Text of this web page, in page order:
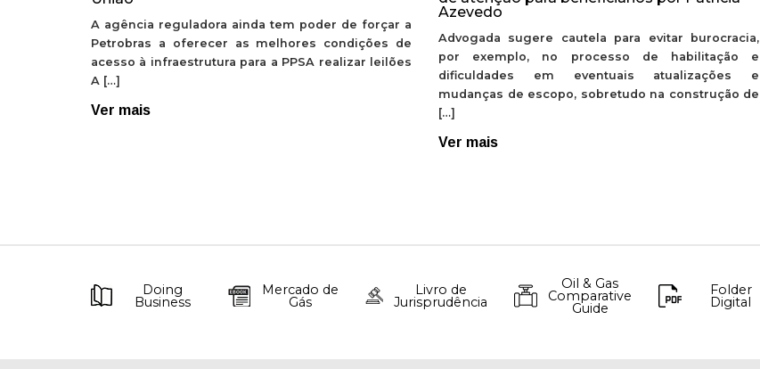
A agência reguladora ainda tem poder de forçar a
Petrobras a oferecer as melhores condições de
acesso à infraestrutura para a PPSA realizar leilões
A […]
Ver mais
Azevedo
Advogada sugere cautela para evitar burocracia,
por exemplo, no processo de habilitação e
dificuldades em eventuais atualizações e
mudanças de escopo, sobretudo na construção de
[…]
Ver mais
Doing
Business
Mercado de
Gás
Livro de
Jurisprudência
Oil & Gas
Comparative
Guide
Folder
Digital